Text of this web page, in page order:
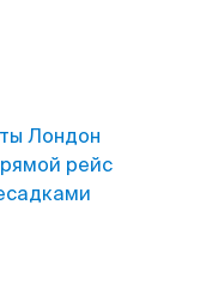
Лондон
рейс